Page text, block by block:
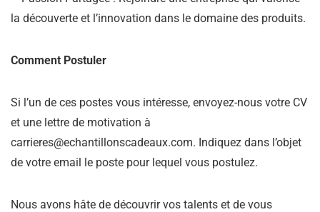
la découverte et l’innovation dans le domaine des produits.
Comment Postuler
Si l’un de ces postes vous intéresse, envoyez-nous votre CV
et une lettre de motivation à
carrieres@echantillonscadeaux.com. Indiquez dans l’objet
de votre email le poste pour lequel vous postulez.
Nous avons hâte de découvrir vos talents et de vous